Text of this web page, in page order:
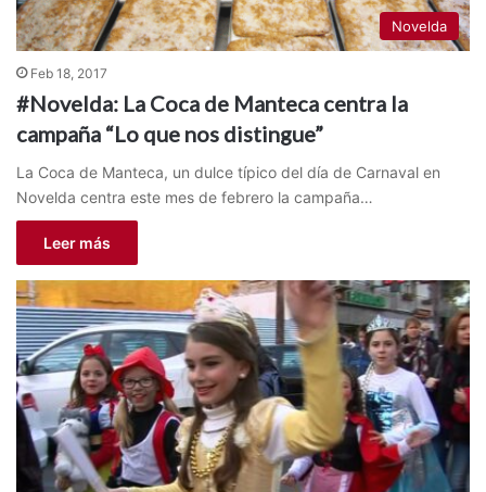
Novelda
Feb 18, 2017
#Novelda: La Coca de Manteca centra la
campaña “Lo que nos distingue”
La Coca de Manteca, un dulce típico del día de Carnaval en
Novelda centra este mes de febrero la campaña…
Leer más